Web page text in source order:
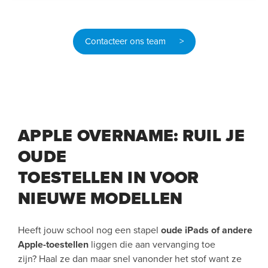
Contacteer ons team >
APPLE OVERNAME: RUIL JE
OUDE
TOESTELLEN IN VOOR
NIEUWE MODELLEN
Heeft jouw school nog een stapel oude iPads of andere
Apple-toestellen liggen die aan vervanging toe
zijn? Haal ze dan maar snel vanonder het stof want ze